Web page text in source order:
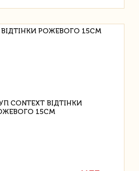
ВІДТІНКИ РОЖЕВОГО 15СМ